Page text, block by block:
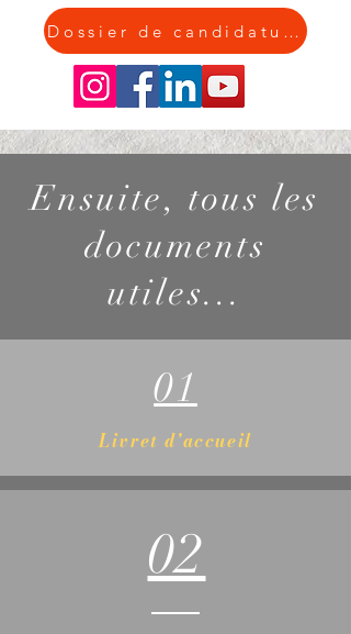
Dossier de candidature
Ensuite, tous les
documents
utiles...
01
Livret d'accueil
02